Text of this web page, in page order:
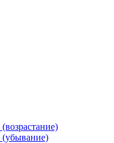
(убывание)